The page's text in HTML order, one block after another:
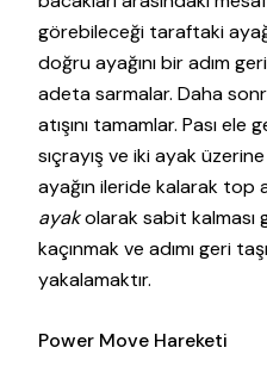
görebileceği taraftaki
doğru ayağını bir adım
adeta sarmalar. Daha
atışını tamamlar. Pası ele
sıçrayış ve iki ayak
ayağın ileride kalarak top
ayakolarak sabit kalması
kaçınmak ve adımı geri
yakalamaktır.
Power Move Hareketi